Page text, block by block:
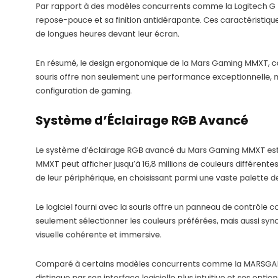
Par rapport à des modèles concurrents comme la Logitech G
repose-pouce et sa finition antidérapante. Ces
de longues heures devant leur écran.
En résumé, le design ergonomique de la Mars Gaming
souris offre non seulement une performance exceptionnelle,
configuration de gaming.
Système d’Éclairage RGB Avancé
Le système d’éclairage RGB avancé du Mars Gaming MMXT
MMXT peut afficher jusqu’à 16,8 millions de couleurs
de leur périphérique, en choisissant parmi une vaste palette
Le logiciel fourni avec la souris offre un panneau de contrôle
seulement sélectionner les couleurs préférées, mais aussi
visuelle cohérente et immersive.
Comparé à certains modèles concurrents comme la